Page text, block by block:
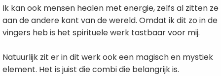
Ik kan ook mensen healen met energie, zelfs al zitten ze
aan de andere kant van de wereld. Omdat ik dit zo in de
vingers heb is het spirituele werk tastbaar voor mij.
Natuurlijk zit er in dit werk ook een magisch en mystiek
element. Het is juist die combi die belangrijk is.